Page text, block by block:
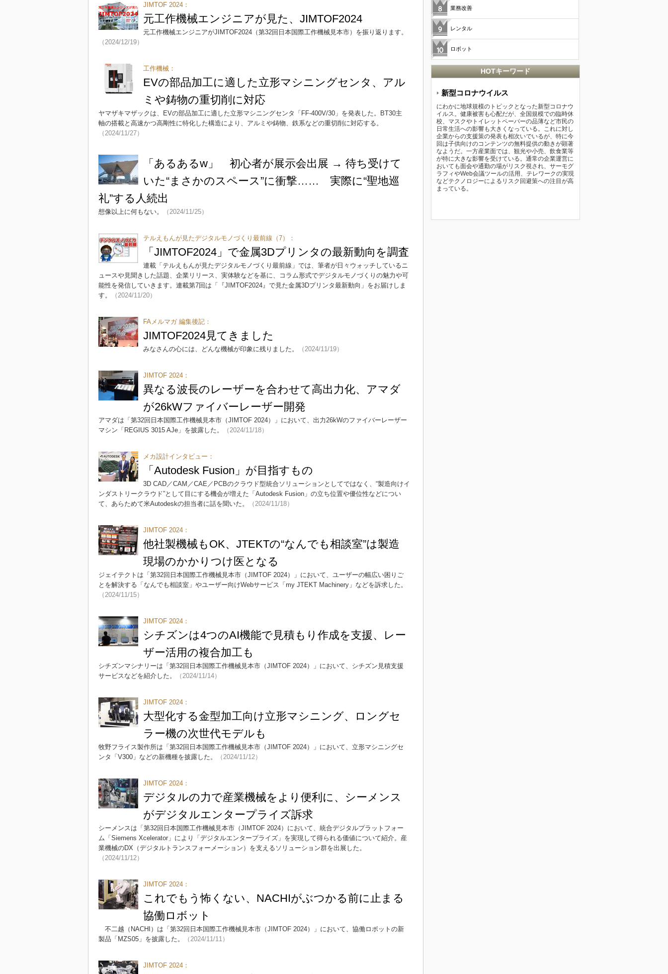
JIMTOF 2024：
元工作機械エンジニアが見た、JIMTOF2024
元工作機械エンジニアがJIMTOF2024（第32回日本国際工作機械見本市）を振り返ります。
（2024/12/19）
工作機械：
EVの部品加工に適した立形マシニングセンタ、アル
ミや鋳物の重切削に対応
ヤマザキマザックは、EVの部品加工に適した立形マシニングセンタ「FF-400V/30」を発表した。BT30主
軸の搭載と高速かつ高剛性に特化した構造により、アルミや鋳物、鉄系などの重切削に対応する。
（2024/11/27）
「あるあるw」 初心者が展示会出展 → 待ち受けて
いた“まさかのスペース”に衝撃…… 実際に“聖地巡
礼”する人続出
想像以上に何もない。 （2024/11/25）
テルえもんが見たデジタルモノづくり最前線（7）：
「JIMTOF2024」で金属3Dプリンタの最新動向を調査
連載「テルえもんが見たデジタルモノづくり最前線」では、筆者が日々ウォッチしているニ
ュースや見聞きした話題、企業リリース、実体験などを基に、コラム形式でデジタルモノづくりの魅力や可
能性を発信していきます。連載第7回は「『JIMTOF2024』で見た金属3Dプリンタ最新動向」をお届けしま
す。
（2024/11/20）
FAメルマガ 編集後記：
JIMTOF2024見てきました
みなさんの心には、どんな機械が印象に残りました。 （2024/11/19）
JIMTOF 2024：
異なる波長のレーザーを合わせて高出力化、アマダ
が26kWファイバーレーザー開発
アマダは「第32回日本国際工作機械見本市（JIMTOF 2024）」において、出力26kWのファイバーレーザー
マシン「REGIUS 3015 AJe」を披露した。
（2024/11/18）
メカ設計インタビュー：
「Autodesk Fusion」が目指すもの
3D CAD／CAM／CAE／PCBのクラウド型統合ソリューションとしてではなく、“製造向けイ
ンダストリークラウド”として目にする機会が増えた「Autodesk Fusion」の立ち位置や優位性などについ
て、あらためて米Autodeskの担当者に話を聞いた。
（2024/11/18）
JIMTOF 2024：
他社製機械もOK、JTEKTの“なんでも相談室”は製造
現場のかかりつけ医となる
ジェイテクトは「第32回日本国際工作機械見本市（JIMTOF 2024）」において、ユーザーの幅広い困りご
とを解決する「なんでも相談室」やユーザー向けWebサービス「my JTEKT Machinery」などを訴求した。
（2024/11/15）
JIMTOF 2024：
シチズンは4つのAI機能で見積もり作成を支援、レー
ザー活用の複合加工も
シチズンマシナリーは「第32回日本国際工作機械見本市（JIMTOF 2024）」において、シチズン見積支援
サービスなどを紹介した。
（2024/11/14）
JIMTOF 2024：
大型化する金型加工向け立形マシニング、ロングセ
ラー機の次世代モデルも
牧野フライス製作所は「第32回日本国際工作機械見本市（JIMTOF 2024）」において、立形マシニングセ
ンタ「V300」などの新機種を披露した。
（2024/11/12）
JIMTOF 2024：
デジタルの力で産業機械をより便利に、シーメンス
がデジタルエンタープライズ訴求
シーメンスは「第32回日本国際工作機械見本市（JIMTOF 2024）において、統合デジタルプラットフォー
ム「Siemens Xcelerator」により「デジタルエンタープライズ」を実現して得られる価値について紹介。産
業機械のDX（デジタルトランスフォーメーション）を支えるソリューション群を出展した。
（2024/11/12）
JIMTOF 2024：
これでもう怖くない、NACHIがぶつかる前に止まる
協働ロボット
不二越（NACHI）は「第32回日本国際工作機械見本市（JIMTOF 2024）」において、協働ロボットの新
製品「MZS05」を披露した。
（2024/11/11）
JIMTOF 2024：
業務改善
レンタル
ロボット
HOTキーワード
新型コロナウイルス
にわかに地球規模のトピックとなった新型コロナウ
イルス。健康被害も心配だが、全国規模での臨時休
校、マスクやトイレットペーパーの品薄など市民の
日常生活への影響も大きくなっている。これに対し
企業からの支援策の発表も相次いでいるが、特に今
回は子供向けのコンテンツの無料提供の動きが顕著
なようだ。一方産業面では、観光や小売、飲食業等
が特に大きな影響を受けている。通常の企業運営に
おいても面会や通勤の場がリスク視され、サーモグ
ラフィやWeb会議ツールの活用、テレワークの実現
などテクノロジーによるリスク回避策への注目が高
まっている。